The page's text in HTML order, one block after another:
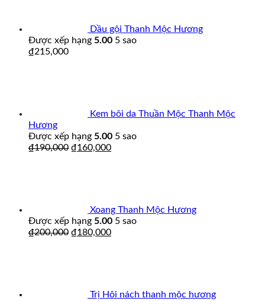
Dầu gội Thanh Mộc Hương
Được xếp hạng 5.00 5 sao
₫215,000
Kem bôi da Thuần Mộc Thanh Mộc
Hương
Được xếp hạng 5.00 5 sao
₫190,000 ₫160,000
Xoang Thanh Mộc Hương
Được xếp hạng 5.00 5 sao
₫200,000 ₫180,000
Trị Hôi nách thanh mộc hương